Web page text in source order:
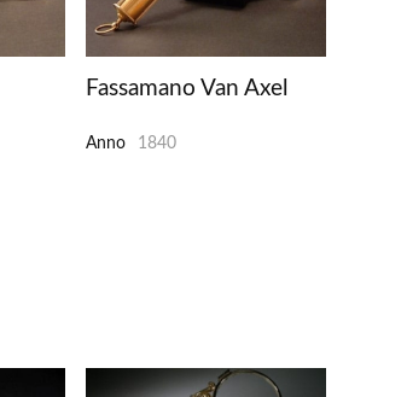
Fassamano Van Axel
Anno 1840